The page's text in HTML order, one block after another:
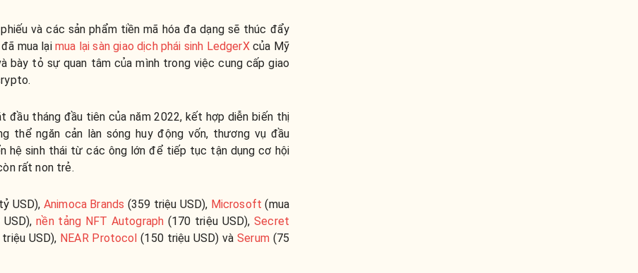
và các sản phẩm tiền mã hóa đa dạng sẽ thúc đẩy
mua lạimua lại sàn giao dịch phái sinh LedgerXcủa Mỹ
bày tỏ sự quan tâm của mình trong việc cung cấp giao
đầu tháng đầu tiên của năm 2022, kết hợp diễn biến thị
thể ngăn cản làn sóng huy động vốn, thương vụ đầu
hệ sinh thái từ các ông lớn để tiếp tục tận dụng cơ hội
rất non trẻ.
USD), Animoca Brands (359 triệu USD), Microsoft (mua
USD),nền tảng NFT Autograph (170 triệu USD),Secret
USD), NEAR Protocol (150 triệu USD) và Serum(75